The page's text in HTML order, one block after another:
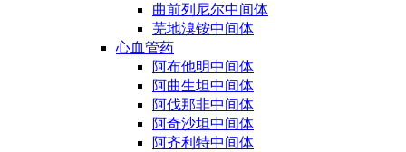
曲前列尼尔中间体
芜地溴铵中间体
心血管药
阿布他明中间体
阿曲生坦中间体
阿伐那非中间体
阿奇沙坦中间体
阿齐利特中间体